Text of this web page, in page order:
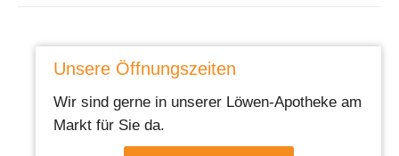
Unsere Öffnungszeiten
Wir sind gerne in unserer Löwen-Apotheke am
Markt für Sie da.